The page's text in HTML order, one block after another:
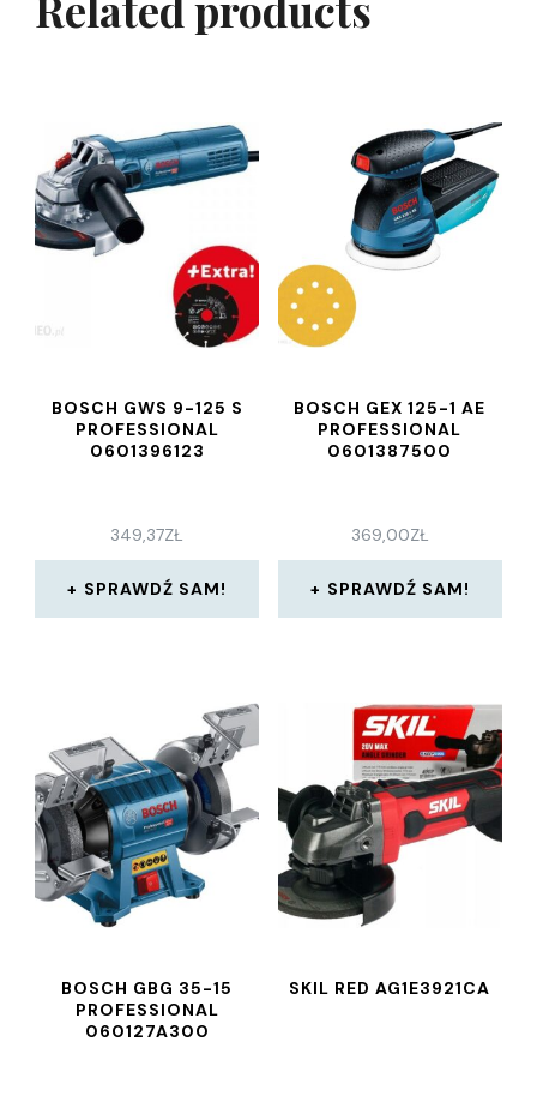
BOSCH GWS 9-125 S
PROFESSIONAL
0601396123
349,37ZŁ
SPRAWDŹ SAM!
BOSCH GEX 125-1 AE
PROFESSIONAL
0601387500
369,00ZŁ
SPRAWDŹ SAM!
BOSCH GBG 35-15
PROFESSIONAL
060127A300
SKIL RED AG1E3921CA